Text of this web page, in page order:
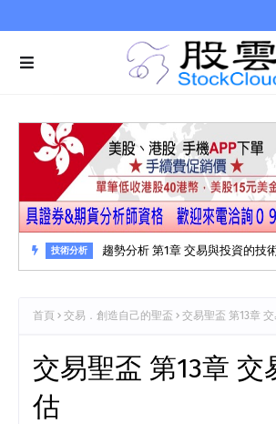
技術分析 趨勢分析 第1章 交易與投資的技
首頁 交易．創造自己的聖盃 交易聖盃 第13章
交易聖盃 第13章 交
估